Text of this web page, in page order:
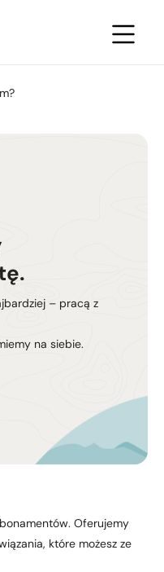
– pracą z
na siebie.
Oferujemy
które możesz ze
-